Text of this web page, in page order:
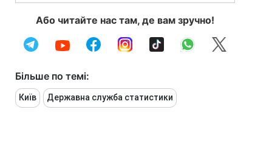
Або читайте нас там, де вам зручно!
Більше по темі:
Київ Державна служба статистики